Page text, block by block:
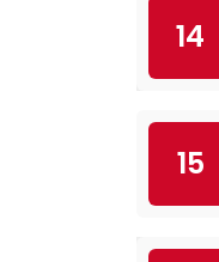
14
15